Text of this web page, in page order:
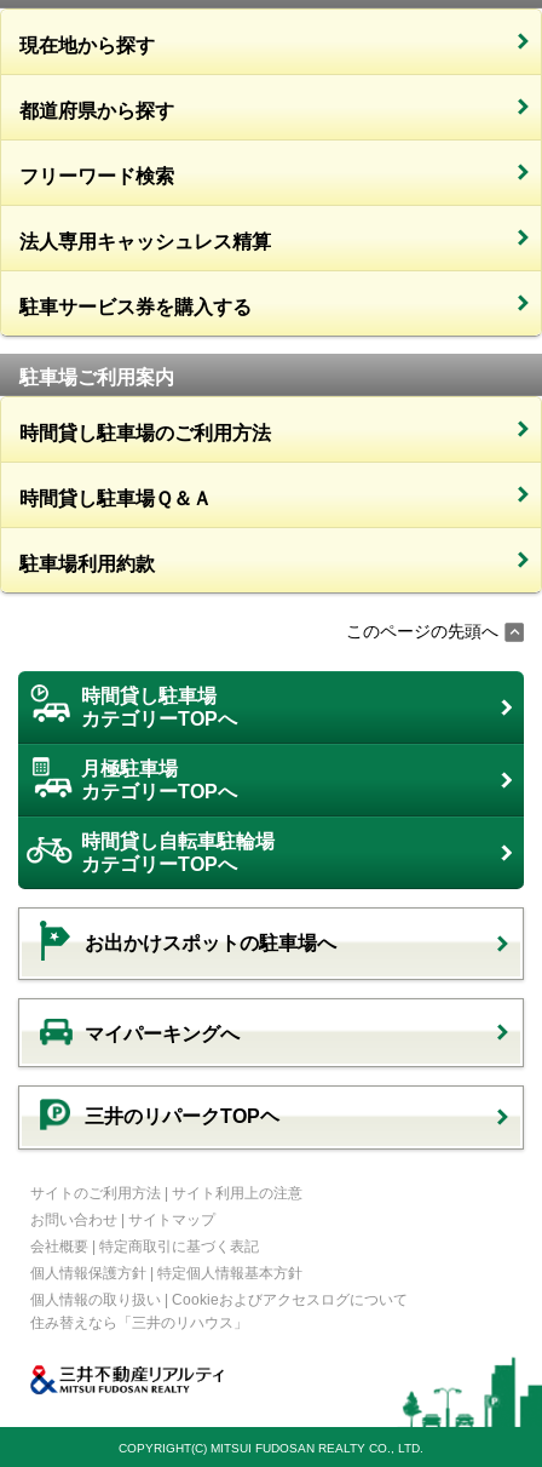
現在地から探す
都道府県から探す
フリーワード検索
法人専用キャッシュレス精算
駐車サービス券を購入する
駐車場ご利用案内
時間貸し駐車場のご利用方法
時間貸し駐車場Ｑ＆Ａ
駐車場利用約款
このページの先頭へ
時間貸し駐車場
カテゴリーTOPへ
月極駐車場
カテゴリーTOPへ
時間貸し自転車駐輪場
カテゴリーTOPへ
お出かけスポットの駐車場へ
マイパーキングへ
三井のリパークTOPヘ
サイトのご利用方法 | サイト利用上の注意
お問い合わせ | サイトマップ
会社概要 | 特定商取引に基づく表記
個人情報保護方針 | 特定個人情報基本方針
個人情報の取り扱い | Cookieおよびアクセスログについて
住み替えなら
「三井のリハウス」
COPYRIGHT(C) MITSUI FUDOSAN REALTY CO., LTD.